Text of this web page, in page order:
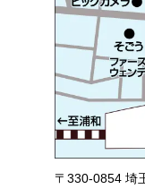
〒330-0854 埼